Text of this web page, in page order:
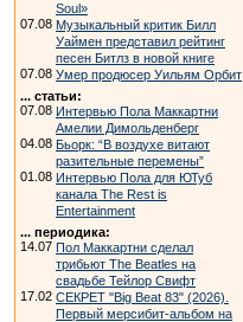
Soul»
07.08 Музыкальный критик Билл
Уаймен представил рейтинг
песен Битлз в новой книге
07.08 Умер продюсер Уильям Орбит
... статьи:
07.08 Интервью Пола Маккартни
Амелии Димольденберг
04.08 Бьорк: “В воздухе витают
разительные перемены”
01.08 Интервью Пола для ЮТуб
канала The Rest is
Entertainment
... периодика:
14.07 Пол Маккартни сделал
трибьют The Beatles на
свадьбе Тейлор Свифт
17.02 СЕКРЕТ "Big Beat 83" (2026).
Первый мерсибит-альбом на